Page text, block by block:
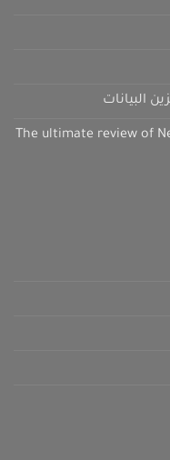
The ultimate review of